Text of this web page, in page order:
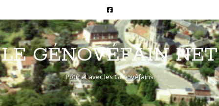
LE GÉNOVÉFAIN NET
Pour et avec les Génovéfains